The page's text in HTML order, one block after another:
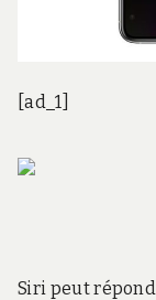
[ad_1]
Siri peut